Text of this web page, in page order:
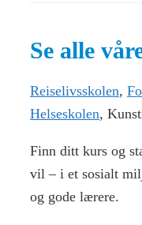
Se alle
Reiselivsskolen,
Helseskolen,
Finn ditt kurs og
vil – i et sosialt
og gode lærere.